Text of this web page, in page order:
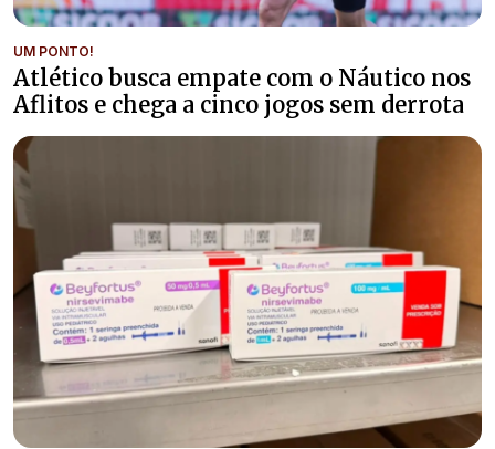
UM PONTO!
Atlético busca empate com o Náutico nos
Aflitos e chega a cinco jogos sem derrota